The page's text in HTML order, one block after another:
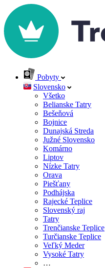
Pobyty
Slovensko
Všetko
Belianske Tatry
Bešeňová
Bojnice
Dunajská Streda
Južné Slovensko
Komárno
Liptov
Nízke Tatry
Orava
Piešťany
Podhájska
Rajecké Teplice
Slovenský raj
Tatry
Trenčianske Teplice
Turčianske Teplice
Veľký Meder
Vysoké Tatry
…